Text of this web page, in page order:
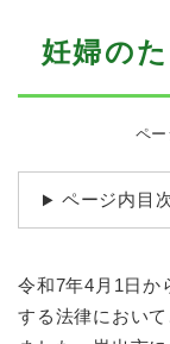
妊婦の
ペ
ページ内目
令和7年4月1日か
する法律におい